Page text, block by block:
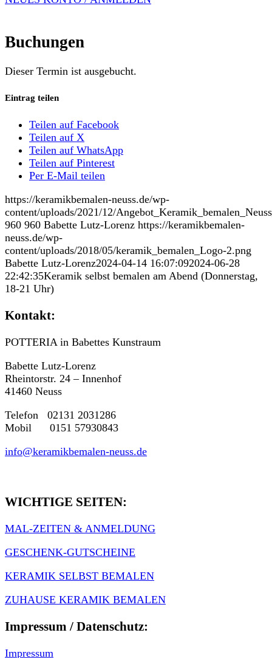
Buchungen
Dieser Termin ist ausgebucht.
Eintrag teilen
Teilen auf Facebook
Teilen auf X
Teilen auf WhatsApp
Teilen auf Pinterest
Per E-Mail teilen
https://keramikbemalen-neuss.de/wp-
content/uploads/2021/12/
960 960 Babette Lutz-Lorenz https://keramikbemalen-
neuss.de/wp-
content/uploads/2018/05/keramik_bemalen_Logo-2.png
Babette Lutz-Lorenz2024-04-14 16:07:092024-06-28
22:42:35Keramik selbst bemalen am Abend (Donnerstag,
18-21 Uhr)
Kontakt:
POTTERIA in Babettes Kunstraum
Babette Lutz-Lorenz
Rheintorstr. 24 – Innenhof
41460 Neuss
Telefon 02131 2031286
Mobil 0151 57930843
info@keramikbemalen-neuss.de
WICHTIGE SEITEN:
MAL-ZEITEN & ANMELDUNG
GESCHENK-GUTSCHEINE
KERAMIK SELBST BEMALEN
ZUHAUSE KERAMIK BEMALEN
Impressum / Datenschutz:
Impressum